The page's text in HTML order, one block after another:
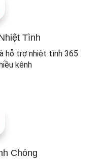
Tình
hỗ trợ nhiệt tình 365
kênh
Chóng